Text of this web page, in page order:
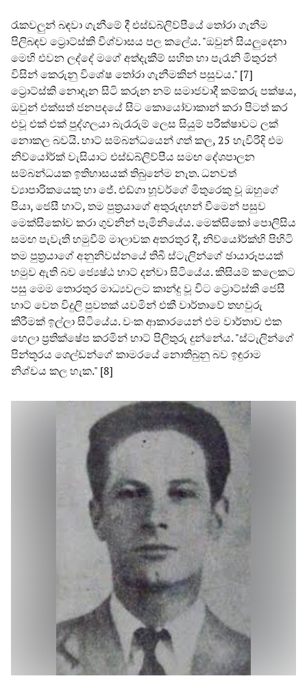
රැකවලුන් බඳවා ගැනීමේ දී එස්ඩබ්ලිව්පීයේ තෝරා ගැනීම
පිලිබඳව ට්‍රොට්ස්කි විශ්වාසය පල කලේය. "ඔවුන් සියලුදෙනා
මෙහි එවන ලද්දේ මගේ අත්දැකීම් සහිත හා පැරැනි මිතුරන්
විසින් කෙරුනු විශේෂ තෝරා ගැනීමකින් පසුවය." [7]
ට්‍රොට්ස්කි නොදැන සිටි කරුන නම් සමාජවාදී කම්කරු පක්ෂය,
ඔවුන් එක්සත් ජනපදයේ සිට කොයෝවාකාන් කරා පිටත් කර
එවූ එක් එක් පුද්ගලයා බැරෑරුම් ලෙස සියුම් පරීක්ෂාවට ලක්
නොකල බවයි. හාට් සම්බන්ධයෙන් ගත් කල, 25 හැවිරිදි එම
නිව්යෝර්ක් වැසියාට එස්ඩබ්ලිව්පීය සමඟ දේශපාලන
සම්බන්ධයක ඉතිහාසයක් තිබුනේම නැත. ධනවත්
ව්‍යාපාරිකයෙකු හා ජේ. එඩ්ගා හූවර්ගේ මිතුරෙකු වූ ඔහුගේ
පියා, ජෙසී හාට්, තම පුත්‍රයාගේ අතුරුදහන් වීමෙන් පසුව
මෙක්සිකෝව කරා ගුවනින් පැමිනියේය. මෙක්සිකෝ පොලිසිය
සමඟ පැවැති හමුවීම් මාලාවක අතරතුර දී, නිව්යෝර්ක්හි පිහිටි
තම පුත්‍රයාගේ අනුනිවස්නයේ තිබී ස්ටැලින්ගේ ඡායාරූපයක්
හමුව ඇති බව ජ්‍යෙෂ්ඨ හාට් දන්වා සිටියේය. කිසියම් කලෙකට
පසු මෙම තොරතුර මාධ්‍යවලට කාන්දු වූ විට ට්‍රොට්ස්කි ජෙසී
හාට් වෙත විදුලි පුවතක් යවමින් එකී වාර්තාවේ තහවුරු
කිරීමක් ඉල්ලා සිටියේය. වංක ආකාරයෙන් එම වාර්තාව එක
හෙලා ප්‍රතික්ෂේප කරමින් හාට් පිලිතුරු දුන්නේය. "ස්ටැලින්ගේ
පින්තූරය ශෙල්ඩන්ගේ කාමරයේ නොතිබුනු බව ඉඳුරාම
නිශ්චය කල හැක." [8]